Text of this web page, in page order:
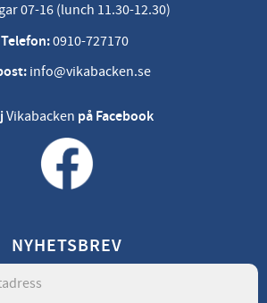
07-16 (lunch 11.30-12.30)
Telefon:0910-727170
info@vikabacken.se
Vikabacken på Facebook
NYHETSBREV